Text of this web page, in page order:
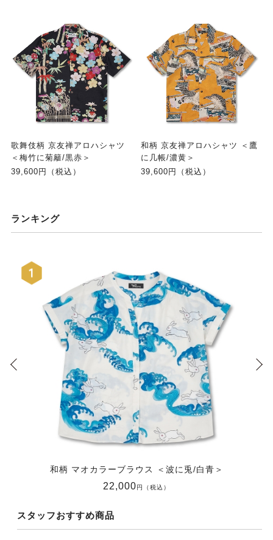
歌舞伎柄 京友禅アロハシャツ
＜梅竹に菊籬/黒赤＞
39,600円（税込）
和柄 京友禅アロハシャツ ＜鷹
に几帳/濃黄＞
39,600円（税込）
ランキング
和柄 マオカラーブラウス ＜波に兎/白青＞
22,000円（税込）
スタッフおすすめ商品